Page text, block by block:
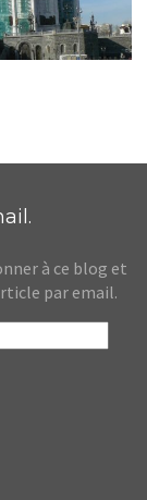
à ce blog et
par email.